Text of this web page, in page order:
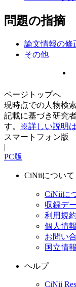
問題の指摘
論文情報の修
その他
ページトップへ
現時点での人物検
記載に基づき研究
す。
※詳しい説明
スマートフォン版
|
PC版
CiNiiについて
CiNiiに
収録デ
利用規
個人情
お問い
国立情
ヘルプ
CiNii